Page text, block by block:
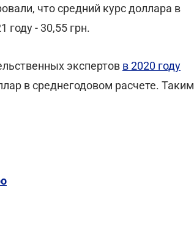
что средний курс доллара в
году - 30,55 грн.
экспертов в 2020 году
в среднегодовом расчете. Таким